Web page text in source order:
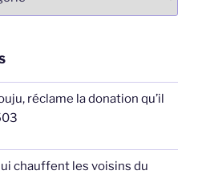
réclame la donation qu’il
chauffent les voisins du